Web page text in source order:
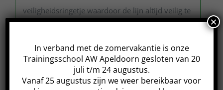
veiligheidsringetje waardoor de lijn altijd veilig te
De riemen zijn eenvoudig schoon te houden met
water en sop en kunnen ook mee in de
In verband met de zomervakantie is onze
Trainingsschool AW Apeldoorn gesloten van 20
juli t/m 24 augustus.
Vanaf 25 augustus zijn we weer bereikbaar voor
×